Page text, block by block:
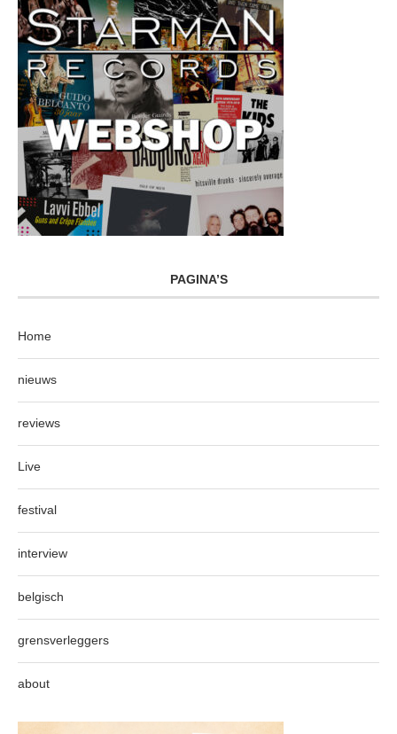
PAGINA’S
Home
nieuws
reviews
Live
festival
interview
belgisch
grensverleggers
about